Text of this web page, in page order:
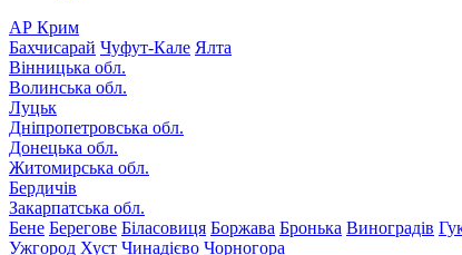
АР Крим
Бахчисарай Чуфут-Кале Ялта
Вінницька обл.
Волинська обл.
Луцьк
Дніпропетровська обл.
Донецька обл.
Житомирська обл.
Бердичів
Закарпатська обл.
Бене Берегове Біласовиця Боржава Бронька Виноградів
Ужгород Хуст Чинадієво Чорногора